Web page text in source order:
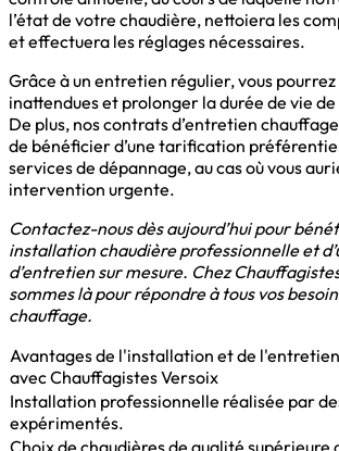
l’état de votre chaudière, nettoiera les
et effectuera les réglages nécessaires.
Grâce à un entretien régulier, vous
inattendues et prolonger la durée de vie
De plus, nos contrats d’entretien
de bénéficier d’une tarification
services de dépannage, au cas où vous
intervention urgente.
Contactez-nous dès aujourd’hui pour
installation chaudière professionnelle et
d’entretien sur mesure. Chez
sommes là pour répondre à tous vos
chauffage.
Avantages de l'installation et de
avec Chauffagistes Versoix
Installation professionnelle réalisée par
expérimentés.
Choix de chaudières de qualité supérieure